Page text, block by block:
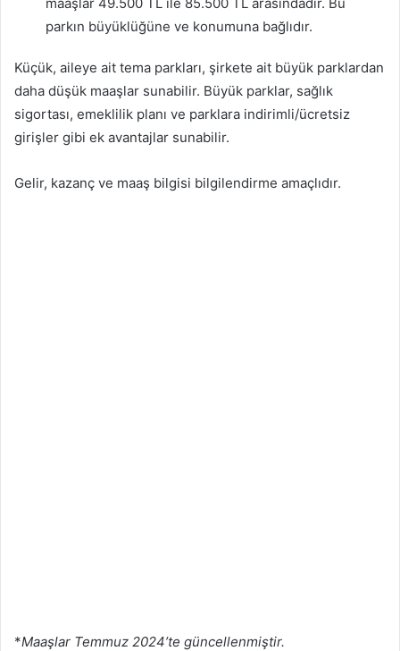
parkın büyüklüğüne ve konumuna bağlıdır.
Küçük, aileye ait tema parkları, şirkete ait büyük parklardan
daha düşük maaşlar sunabilir. Büyük parklar, sağlık
sigortası, emeklilik planı ve parklara indirimli/ücretsiz
girişler gibi ek avantajlar sunabilir.
Gelir, kazanç ve maaş bilgisi bilgilendirme amaçlıdır.
*Maaşlar Temmuz 2024’te güncellenmiştir.